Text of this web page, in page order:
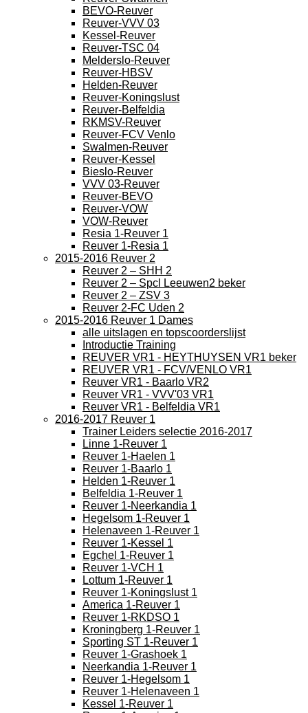
BEVO-Reuver
Reuver-VVV 03
Kessel-Reuver
Reuver-TSC 04
Melderslo-Reuver
Reuver-HBSV
Helden-Reuver
Reuver-Koningslust
Reuver-Belfeldia
RKMSV-Reuver
Reuver-FCV Venlo
Swalmen-Reuver
Reuver-Kessel
Bieslo-Reuver
VVV 03-Reuver
Reuver-BEVO
Reuver-VOW
VOW-Reuver
Resia 1-Reuver 1
Reuver 1-Resia 1
2015-2016 Reuver 2
Reuver 2 – SHH 2
Reuver 2 – Spcl Leeuwen2 beker
Reuver 2 – ZSV 3
Reuver 2-FC Uden 2
2015-2016 Reuver 1 Dames
alle uitslagen en topscoorderslijst
Introductie Training
REUVER VR1 - HEYTHUYSEN VR1 beker
REUVER VR1 - FCV/VENLO VR1
Reuver VR1 - Baarlo VR2
Reuver VR1 - VVV'03 VR1
Reuver VR1 - Belfeldia VR1
2016-2017 Reuver 1
Trainer Leiders selectie 2016-2017
Linne 1-Reuver 1
Reuver 1-Haelen 1
Reuver 1-Baarlo 1
Helden 1-Reuver 1
Belfeldia 1-Reuver 1
Reuver 1-Neerkandia 1
Hegelsom 1-Reuver 1
Helenaveen 1-Reuver 1
Reuver 1-Kessel 1
Egchel 1-Reuver 1
Reuver 1-VCH 1
Lottum 1-Reuver 1
Reuver 1-Koningslust 1
America 1-Reuver 1
Reuver 1-RKDSO 1
Kroningberg 1-Reuver 1
Sporting ST 1-Reuver 1
Reuver 1-Grashoek 1
Neerkandia 1-Reuver 1
Reuver 1-Hegelsom 1
Reuver 1-Helenaveen 1
Kessel 1-Reuver 1